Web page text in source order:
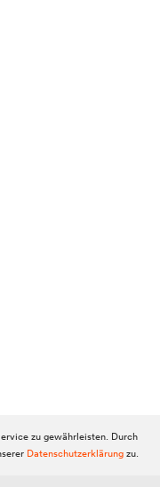
zu gewährleisten. Durch
Datenschutzerklärungzu.